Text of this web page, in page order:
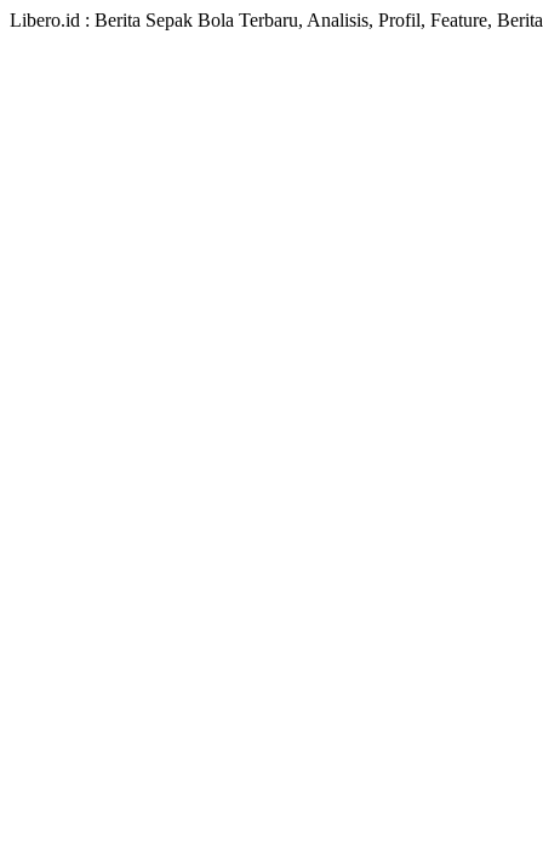
Libero.id : Berita Sepak Bola Terbaru, Analisis, Profil, Feature,